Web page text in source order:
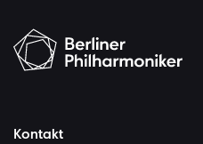
Kontakt